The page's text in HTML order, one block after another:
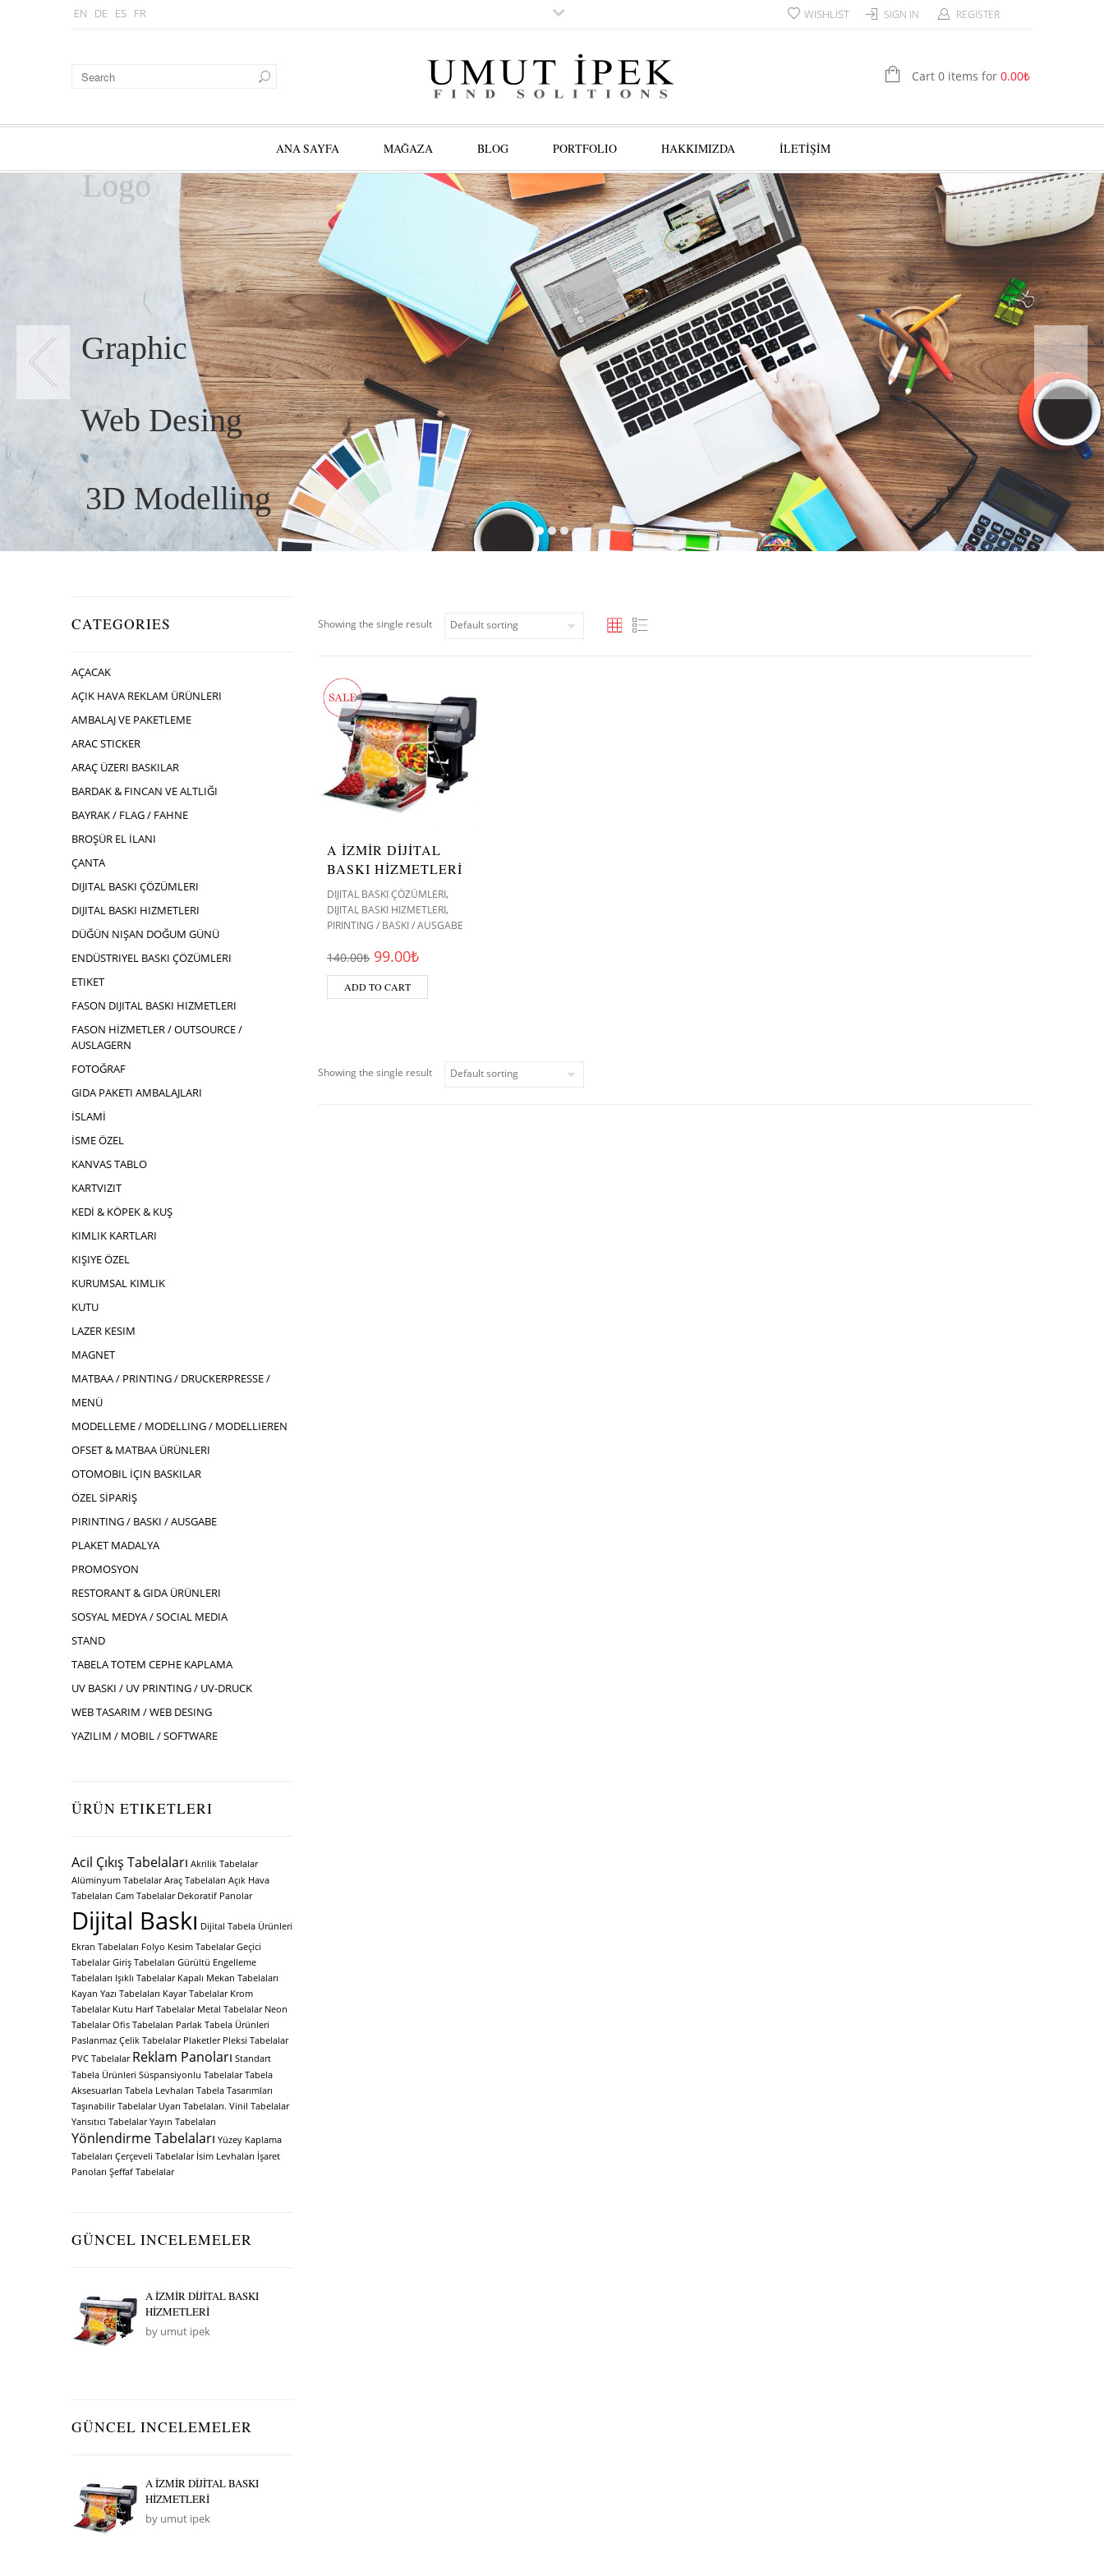
EN DE ES FR SIGN IN REGISTER
WISHLIST
Cart 0 items for 0.00₺
ANA SAYFA MAĞAZA BLOG PORTFOLIO HAKKIMIZDA İLETİŞİM
3D Modelling
Graphic
Web Desing
Logo
CATEGORIES
AÇACAK
AÇIK HAVA REKLAM ÜRÜNLERI
AMBALAJ VE PAKETLEME
ARAC STICKER
ARAÇ ÜZERI BASKILAR
BARDAK & FINCAN VE ALTLIĞI
BAYRAK / FLAG / FAHNE
BROŞÜR EL İLANI
ÇANTA
DIJITAL BASKI ÇÖZÜMLERI
DIJITAL BASKI HIZMETLERI
DÜĞÜN NIŞAN DOĞUM GÜNÜ
ENDÜSTRIYEL BASKI ÇÖZÜMLERI
ETIKET
FASON DIJITAL BASKI HIZMETLERI
FASON HİZMETLER / OUTSOURCE /
AUSLAGERN
FOTOĞRAF
GIDA PAKETI AMBALAJLARI
İSLAMİ
İSME ÖZEL
KANVAS TABLO
KARTVIZIT
KEDİ & KÖPEK & KUŞ
KIMLIK KARTLARI
KIŞIYE ÖZEL
KURUMSAL KIMLIK
KUTU
LAZER KESIM
MAGNET
MATBAA / PRINTING / DRUCKERPRESSE /
MENÜ
MODELLEME / MODELLING / MODELLIEREN
OFSET & MATBAA ÜRÜNLERI
OTOMOBIL İÇIN BASKILAR
ÖZEL SİPARİŞ
PIRINTING / BASKI / AUSGABE
PLAKET MADALYA
PROMOSYON
RESTORANT & GIDA ÜRÜNLERI
SOSYAL MEDYA / SOCIAL MEDIA
STAND
TABELA TOTEM CEPHE KAPLAMA
UV BASKI / UV PRINTING / UV-DRUCK
WEB TASARIM / WEB DESING
YAZILIM / MOBIL / SOFTWARE
ÜRÜN ETIKETLERI
Acil Çıkış Tabelaları Akrilik Tabelalar
Alüminyum Tabelalar Araç Tabelaları Açık Hava
Tabelaları Cam Tabelalar Dekoratif Panolar
Dijital Baskı Dijital Tabela Ürünleri
Ekran Tabelaları Folyo Kesim Tabelalar Geçici
Tabelalar Giriş Tabelaları Gürültü Engelleme
Tabelaları Işıklı Tabelalar Kapalı Mekan Tabelaları
Kayan Yazı Tabelaları Kayar Tabelalar Krom
Tabelalar Kutu Harf Tabelalar Metal Tabelalar Neon
Tabelalar Ofis Tabelaları Parlak Tabela Ürünleri
Paslanmaz Çelik Tabelalar Plaketler Pleksi Tabelalar
PVC Tabelalar Reklam Panoları Standart
Tabela Ürünleri Süspansiyonlu Tabelalar Tabela
Aksesuarları Tabela Levhaları Tabela Tasarımları
Taşınabilir Tabelalar Uyarı Tabelaları. Vinil Tabelalar
Yansıtıcı Tabelalar Yayın Tabelaları
Yönlendirme Tabelaları Yüzey Kaplama
Tabelaları Çerçeveli Tabelalar İsim Levhaları İşaret
Panoları Şeffaf Tabelalar
GÜNCEL INCELEMELER
A İZMİR DİJİTAL BASKI
HİZMETLERİ
by umut ipek
GÜNCEL INCELEMELER
A İZMİR DİJİTAL BASKI
HİZMETLERİ
by umut ipek
Showing the single result
A İZMİR DİJİTAL
BASKI HİZMETLERİ
DIJITAL BASKI ÇÖZÜMLERI,
DIJITAL BASKI HIZMETLERI,
PIRINTING / BASKI / AUSGABE
140.00₺ Original price was: 140.00₺.
99.00₺Current price is: 99.00₺.
ADD TO CART
Showing the single result